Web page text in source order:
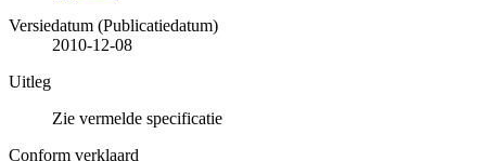
Versiedatum (Publicatiedatum)
2010-12-08
Uitleg
Zie vermelde specificatie
Conform verklaard